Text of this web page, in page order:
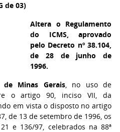
de 03)
Altera o Regulamento
do ICMS, aprovado
pelo Decreto nº 38.104,
de 28 de junho de
1996.
Minas Gerais, no uso de
o artigo 90, inciso VII, da
em vista o disposto no artigo
de 13 de setembro de 1996, os
e 136/97, celebrados na 88ª